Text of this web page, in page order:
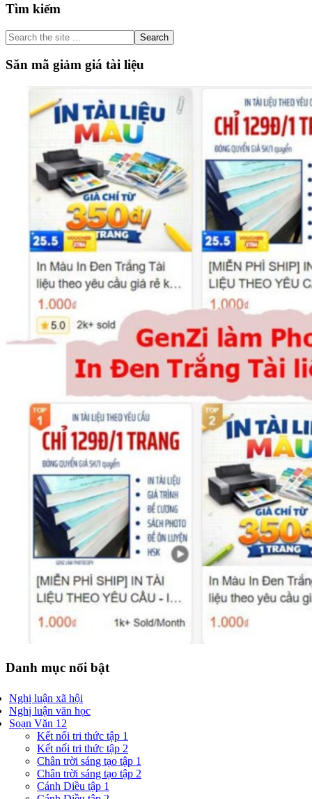
Primary
Sidebar
Tìm kiếm
Search
the
site
...
Săn mã giảm giá tài liệu
Danh mục nổi bật
Nghị luận xã hội
Nghị luận văn học
Soạn Văn 12
Kết nối tri thức tập 1
Kết nối tri thức tập 2
Chân trời sáng tạo tập 1
Chân trời sáng tạo tập 2
Cánh Diều tập 1